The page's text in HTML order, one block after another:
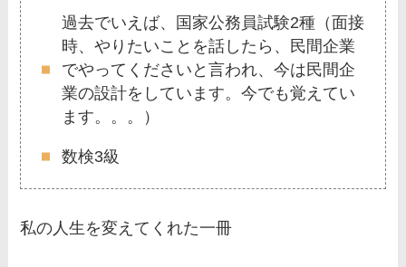
過去でいえば、国家公務員試験2種（面接
時、やりたいことを話したら、民間企業
でやってくださいと言われ、今は民間企
業の設計をしています。今でも覚えてい
ます。。。）
数検3級
私の人生を変えてくれた一冊